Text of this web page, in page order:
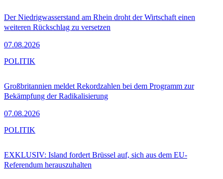
Der Niedrigwasserstand am Rhein droht der Wirtschaft einen
weiteren Rückschlag zu versetzen
07.08.2026
Großbritannien meldet Rekordzahlen bei dem Programm zur
Bekämpfung der Radikalisierung
07.08.2026
POLITIK
EXKLUSIV: Island fordert Brüssel auf, sich aus dem EU-
Referendum herauszuhalten
POLITIK